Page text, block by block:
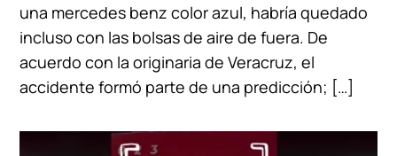
una mercedes benz color azul, habría quedado
incluso con las bolsas de aire de fuera. De
acuerdo con la originaria de Veracruz, el
accidente formó parte de una predicción; […]